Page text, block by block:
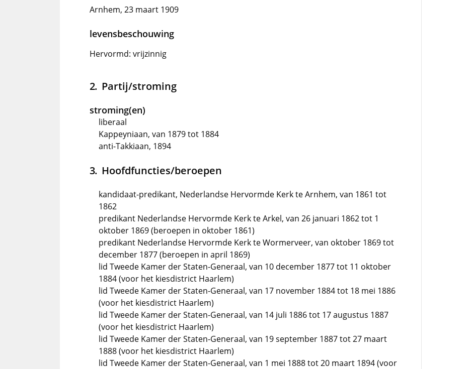
Arnhem, 23 maart 1909
levensbeschouwing
Hervormd: vrijzinnig
Partij/stroming
stroming(en)
liberaal
Kappeyniaan, van 1879 tot 1884
anti-Takkiaan, 1894
Hoofdfuncties/beroepen
kandidaat-predikant, Nederlandse Hervormde Kerk te Arnhem, van 1861 tot
1862
predikant Nederlandse Hervormde Kerk te Arkel, van 26 januari 1862 tot 1
oktober 1869 (beroepen in oktober 1861)
predikant Nederlandse Hervormde Kerk te Wormerveer, van oktober 1869 tot
december 1877 (beroepen in april 1869)
lid Tweede Kamer der Staten-Generaal, van 10 december 1877 tot 11 oktober
1884 (voor het kiesdistrict Haarlem)
lid Tweede Kamer der Staten-Generaal, van 17 november 1884 tot 18 mei 1886
(voor het kiesdistrict Haarlem)
lid Tweede Kamer der Staten-Generaal, van 14 juli 1886 tot 17 augustus 1887
(voor het kiesdistrict Haarlem)
lid Tweede Kamer der Staten-Generaal, van 19 september 1887 tot 27 maart
1888 (voor het kiesdistrict Haarlem)
lid Tweede Kamer der Staten-Generaal, van 1 mei 1888 tot 20 maart 1894 (voor